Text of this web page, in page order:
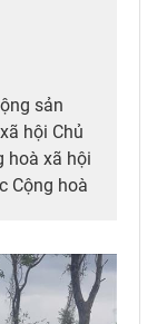
sản
hội Chủ
hoà xã hội
Cộng hoà